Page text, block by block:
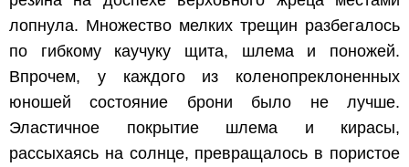
лопнула. Множество мелких трещин разбегалось
по гибкому каучуку щита, шлема и поножей.
Впрочем, у каждого из коленопреклоненных
юношей состояние брони было не лучше.
Эластичное покрытие шлема и кирасы,
рассыхаясь на солнце, превращалось в пористое